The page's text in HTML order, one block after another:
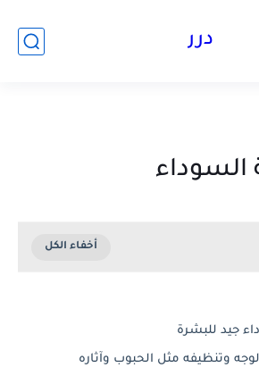
درر
السوداء
جيد للبشرة
وتنظيفه مثل الحبوب وآثاره